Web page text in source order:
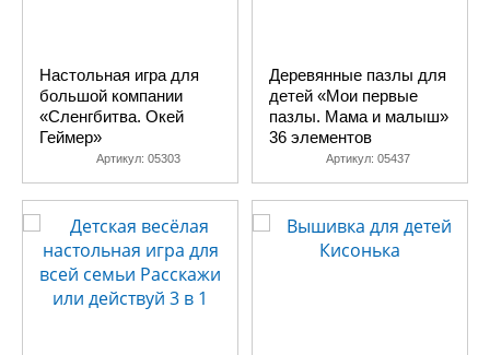
Настольная игра для
большой компании
«Сленгбитва. Окей
Геймер»
Артикул: 05303
Деревянные пазлы для
детей «Мои первые
пазлы. Мама и малыш»
36 элементов
Артикул: 05437